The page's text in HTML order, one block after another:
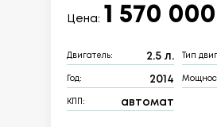
Цена: 1 570
Двигатель: 2.5 л. Тип
Год: 2014
КПП: автомат